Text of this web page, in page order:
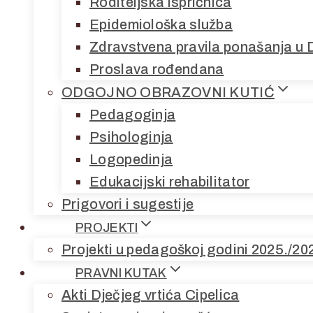
Epidemiološka služba
Zdravstvena pravila ponašanja u
Proslava rođendana
ODGOJNO OBRAZOVNI KUTIĆ
Pedagoginja
Psihologinja
Logopedinja
Edukacijski rehabilitator
Prigovori i sugestije
PROJEKTI
Projekti u pedagoškoj godini 2025./
PRAVNI KUTAK
Akti Dječjeg vrtića Cipelica